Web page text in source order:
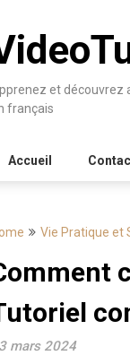
et découvrez
français
Accueil
Vie Pratique et
mars 2024